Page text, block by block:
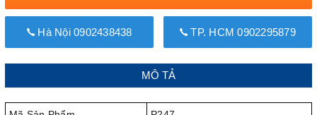
Hà Nội 0902438438 TP. HCM 0902295879
MÔ TẢ